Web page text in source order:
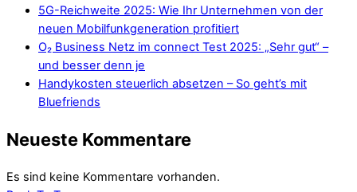
5G-Reichweite 2025: Wie Ihr Unternehmen von der
neuen Mobilfunkgeneration profitiert
O₂ Business Netz im connect Test 2025: „Sehr gut“ –
und besser denn je
Handykosten steuerlich absetzen – So geht’s mit
Bluefriends
Neueste Kommentare
Es sind keine Kommentare vorhanden.